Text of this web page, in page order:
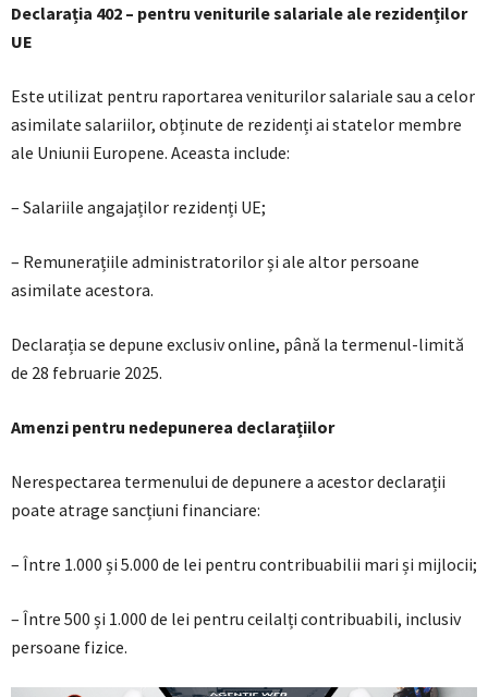
Declarația 402 – pentru veniturile salariale ale rezidenților
UE
Este utilizat pentru raportarea veniturilor salariale sau a celor
asimilate salariilor, obținute de rezidenți ai statelor membre
ale Uniunii Europene. Aceasta include:
– Salariile angajaților rezidenți UE;
– Remunerațiile administratorilor și ale altor persoane
asimilate acestora.
Declarația se depune exclusiv online, până la termenul-limită
de 28 februarie 2025.
Amenzi pentru nedepunerea declarațiilor
Nerespectarea termenului de depunere a acestor declarații
poate atrage sancțiuni financiare:
– Între 1.000 și 5.000 de lei pentru contribuabilii mari și mijlocii;
– Între 500 și 1.000 de lei pentru ceilalți contribuabili, inclusiv
persoane fizice.